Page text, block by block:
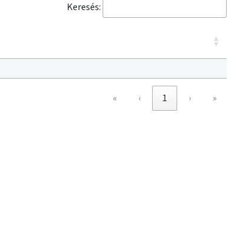
Keresés:
« ‹ 1 › »